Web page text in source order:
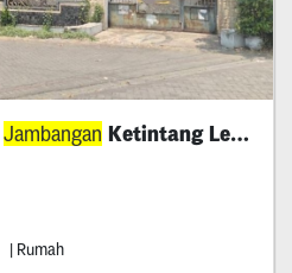
Jambangan Ketintang Lelang
| Rumah